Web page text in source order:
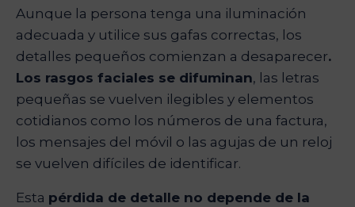
Aunque la persona tenga una iluminación
adecuada y utilice sus gafas correctas, los
detalles pequeños comienzan a desaparecer.
Los rasgos faciales se difuminan, las letras
pequeñas se vuelven ilegibles y elementos
cotidianos como los números de una factura,
los mensajes del móvil o las agujas de un reloj
se vuelven difíciles de identificar.
Esta pérdida de detalle no depende de la